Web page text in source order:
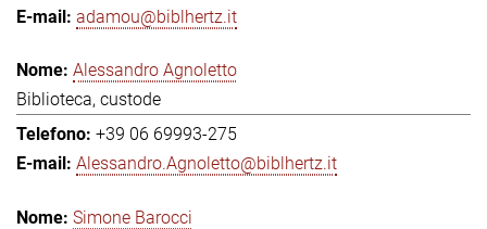
adamou@biblhertz.it
Alessandro Agnoletto
Biblioteca, custode
+39 06 69993-275
Alessandro.Agnoletto@biblhertz.it
Simone Barocci